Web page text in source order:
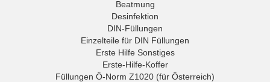
Beatmung
Desinfektion
DIN-Füllungen
Einzelteile für DIN Füllungen
Erste Hilfe Sonstiges
Erste-Hilfe-Koffer
Füllungen Ö-Norm Z1020 (für Österreich)